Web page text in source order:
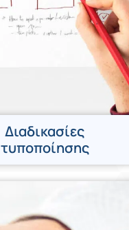
Διαδικασίες
τυποποίησης